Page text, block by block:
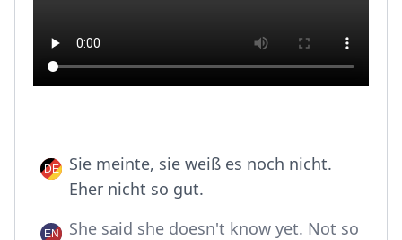
Sie meinte, sie weiß es noch nicht.
Eher nicht so gut.
She said she doesn't know yet. Not so